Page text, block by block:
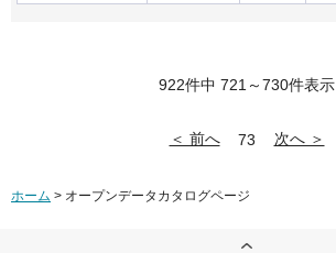
922件中 721～730件表示
＜ 前へ 73 次へ ＞
ホーム > オープンデータカタログページ